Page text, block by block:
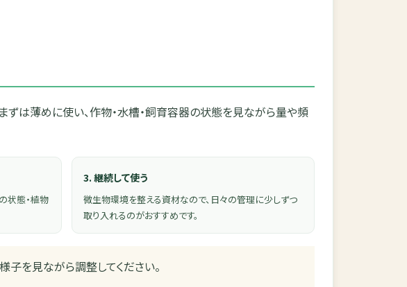
は薄めに使い、作物・水槽・飼育容器の状態を見ながら量や頻
状態・植物
3. 継続して使う
微生物環境を整える資材なので、日々の管理に少しずつ
取り入れるのがおすすめです。
子を見ながら調整してください。